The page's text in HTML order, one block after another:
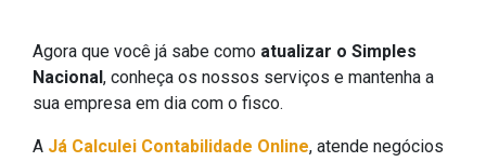
Agora que você já sabe como atualizar o Simples
Nacional, conheça os nossos serviços e mantenha a
sua empresa em dia com o fisco.
A Já Calculei Contabilidade Online, atende negócios